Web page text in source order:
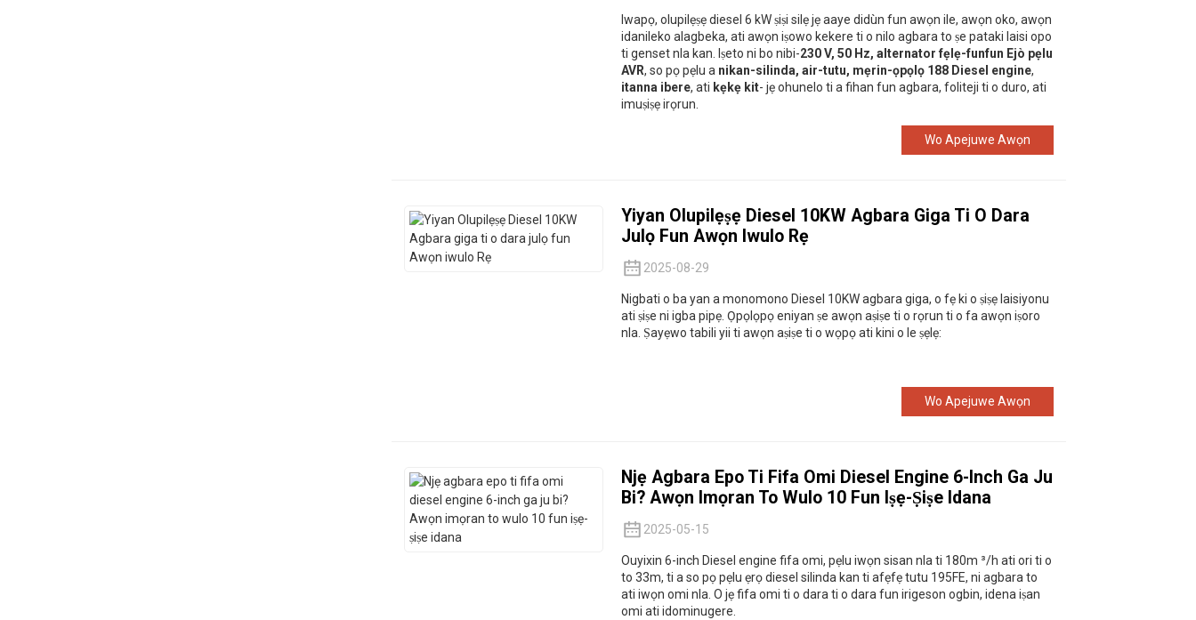
Iwapọ, olupilẹṣẹ diesel 6 kW ṣiṣi silẹ jẹ aaye didùn fun awọn ile, awọn oko, awọn
idanileko alagbeka, ati awọn iṣowo kekere ti o nilo agbara to ṣe pataki laisi opo
ti genset nla kan. Iṣeto ni bo nibi-230 V, 50 Hz, alternator fẹlẹ-funfun Ejò pẹlu
AVR, so pọ pẹlu a nikan-silinda, air-tutu, mẹrin-ọpọlọ 188 Diesel engine,
itanna ibere, ati kẹkẹ kit- jẹ ohunelo ti a fihan fun agbara, foliteji ti o duro, ati
imuṣiṣẹ irọrun.
Wo Apejuwe Awọn
Yiyan Olupilẹṣẹ Diesel 10KW Agbara Giga Ti O Dara
Julọ Fun Awọn Iwulo Rẹ
2025-08-29
Nigbati o ba yan amonomono Diesel 10KW agbara giga, o fẹ ki o ṣiṣẹ laisiyonu
ati ṣiṣe ni igba pipẹ. Ọpọlọpọ eniyan ṣe awọn aṣiṣe ti o rọrun ti o fa awọn iṣoro
nla. Ṣayẹwo tabili yii ti awọn aṣiṣe ti o wọpọ ati kini o le ṣẹlẹ:
Wo Apejuwe Awọn
Njẹ Agbara Epo Ti Fifa Omi Diesel Engine 6-Inch Ga Ju
Bi? Awọn Imọran To Wulo 10 Fun Iṣẹ-Ṣiṣe Idana
2025-05-15
Ouyixin 6-inch Diesel engine fifa omi, pẹlu iwọn sisan nla ti 180m ³/h ati ori ti o
to 33m, ti a so pọ pẹlu ẹrọ diesel silinda kan ti afẹfẹ tutu 195FE, ni agbara to
ati iwọn omi nla. O jẹ fifa omi ti o dara ti o dara fun irigeson ogbin, idena iṣan
omi ati idominugere.